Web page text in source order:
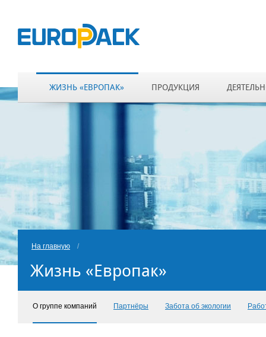
ЖИЗНЬ «ЕВРОПАК» ПРОДУКЦИЯ
На главную /
Жизнь «Европак»
О группе компаний Партнёры Забота об экологии